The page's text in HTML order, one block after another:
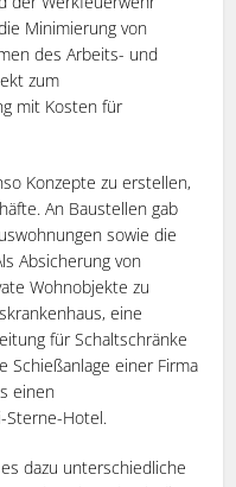
Minimierung von
des Arbeits- und
zum
mit Kosten für
Konzepte zu erstellen,
An Baustellen gab
sowie die
Absicherung von
Wohnobjekte zu
eine
für Schaltschränke
Schießanlage einer Firma
einen
Sterne-Hotel.
dazu unterschiedliche